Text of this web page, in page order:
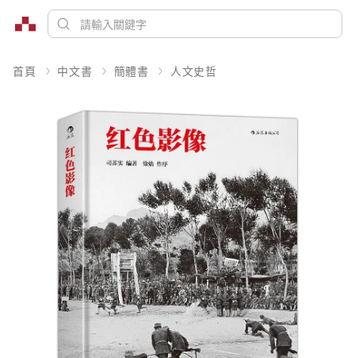
首頁 中文書 簡體書 人文史哲